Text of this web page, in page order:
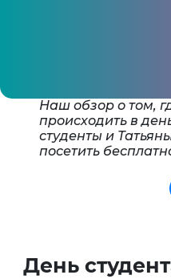
Наш обзор о том,
происходить в
студенты и
посетить
День